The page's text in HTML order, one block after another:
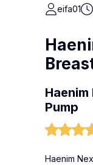
eifa01
Pump
Haenim